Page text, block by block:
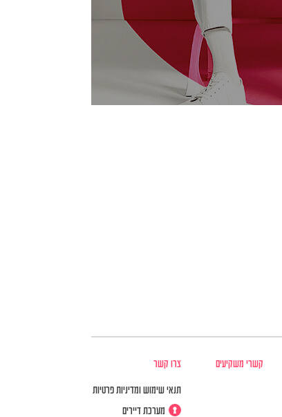
קשרי משקיעים צרו קשר
תנאי שימוש ומדיניות פרטיות
מערכת דיירים